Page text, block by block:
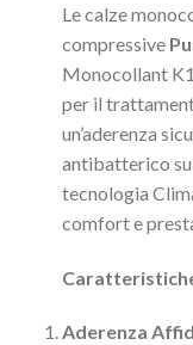
Le calze
compressive
Monocollant
per il
un’aderenza
antibatterico
tecnologia
comfort e
Aderenza